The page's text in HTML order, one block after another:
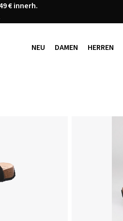
€ innerh.
NEU DAMEN HERREN